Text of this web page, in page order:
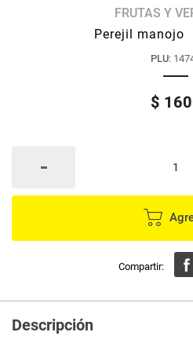
FRUTAS Y
Perejil manojo
PLU:
$
Descripción